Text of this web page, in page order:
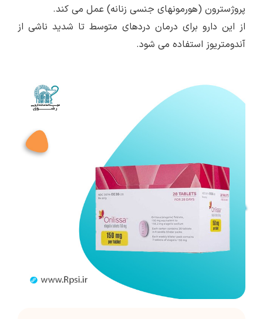
پروژسترون (هورمونهای جنسی زنانه) عمل می کند.
از این دارو برای درمان دردهای متوسط ​​تا شدید ناشی از
آندومتریوز استفاده می شود.